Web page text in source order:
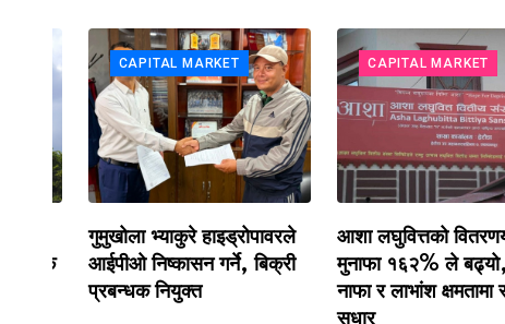
CAPITAL MARKET
गुमुखोला भ्याकुरे हाइड्रोपावरले
आईपीओ निष्कासन गर्ने, बिक्री
प्रबन्धक नियुक्त
CAPITAL MARKET
आशा लघुवित्तको वितरणयोग्य
मुनाफा १६२% ले बढ्यो, खुद
नाफा र लाभांश क्षमतामा समेत